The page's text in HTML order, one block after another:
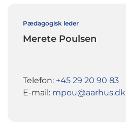
Pædagogisk leder
Merete Poulsen
Telefon: +45 29 20 90 83
E-mail: mpou@aarhus.dk